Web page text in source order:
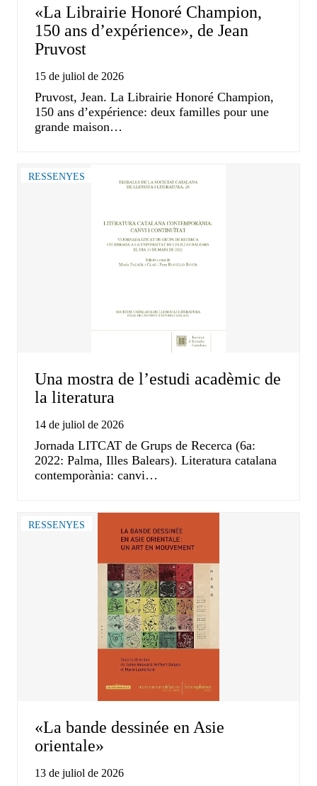
«La Librairie Honoré Champion,
150 ans d’expérience», de Jean
Pruvost
15 de juliol de 2026
Pruvost, Jean. La Librairie Honoré Champion,
150 ans d’expérience: deux familles pour une
grande maison…
RESSENYES
Una mostra de l’estudi acadèmic de
la literatura
14 de juliol de 2026
Jornada LITCAT de Grups de Recerca (6a:
2022: Palma, Illes Balears). Literatura catalana
contemporània: canvi…
RESSENYES
«La bande dessinée en Asie
orientale»
13 de juliol de 2026